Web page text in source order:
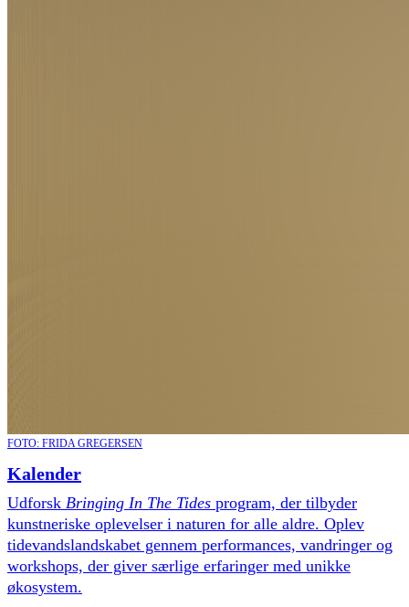
FOTO: FRIDA GREGERSEN
Kalender
Udforsk Bringing In The Tides program, der tilbyder
kunstneriske oplevelser i naturen for alle aldre. Oplev
tidevandslandskabet gennem performances, vandringer og
workshops, der giver særlige erfaringer med unikke
økosystem.